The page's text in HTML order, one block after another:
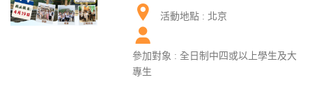
活動地點 : 北京
參加對象 : 全日制中四或以上學生及大
專生